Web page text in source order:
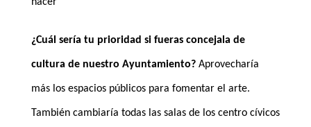
¿Cuál sería tu prioridad si fueras concejala de
cultura de nuestro Ayuntamiento? Aprovecharía
más los espacios públicos para fomentar el arte.
También cambiaría todas las salas de los centro cívicos